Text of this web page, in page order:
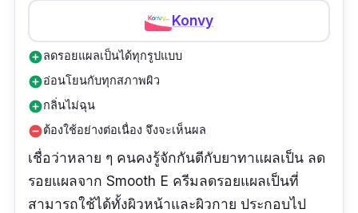
Konvy
add_circleลดรอยแผลเป็นได้ทุกรูปแบบ
add_circleอ่อนโยนกับทุกสภาพผิว
add_circleกลิ่นไม่ฉุน
remove_circleต้องใช้อย่างต่อเนื่อง จึงจะเห็นผล
เชื่อว่าหลาย ๆ คนคงรู้จักกันดีกับยาทาแผลเป็น ลด
รอยแผลจาก Smooth E ครีมลดรอยแผลเป็นที่
สามารถใช้ได้ทั้งผิวหน้าและผิวกาย ประกอบไป